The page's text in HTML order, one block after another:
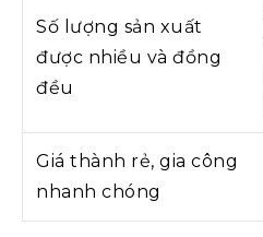
Số lượng sản xuất
được nhiều và đồng
đều
Giá thành rẻ, gia công
nhanh chóng